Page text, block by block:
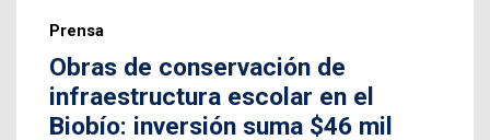
Prensa
Obras de conservación de
infraestructura escolar en el
Biobío: inversión suma $46 mil